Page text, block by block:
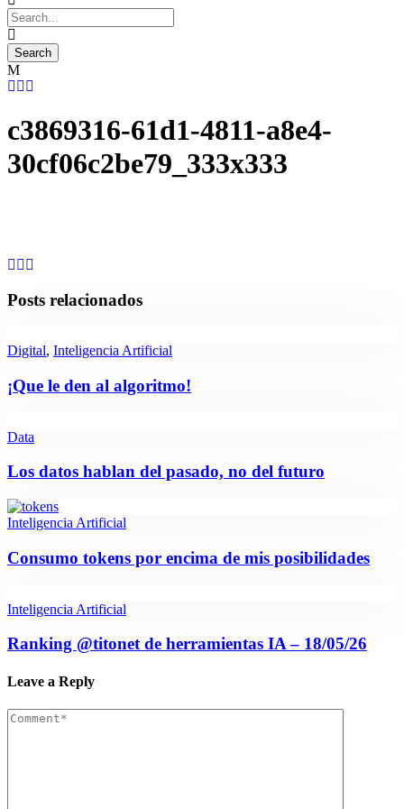
c3869316-61d1-4811-a8e4-
30cf06c2be79_333x333
Posts relacionados
Digital, Inteligencia Artificial
¡Que le den al algoritmo!
Data
Los datos hablan del pasado, no del futuro
Inteligencia Artificial
Consumo tokens por encima de mis posibilidades
Inteligencia Artificial
Ranking @titonet de herramientas IA – 18/05/26
Leave a Reply